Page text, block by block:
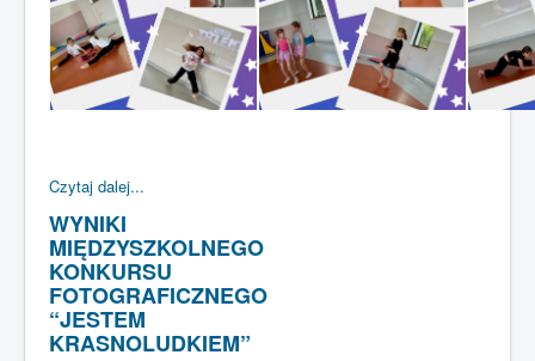
Czytaj dalej...
WYNIKI
MIĘDZYSZKOLNEGO
KONKURSU
FOTOGRAFICZNEGO
“JESTEM
KRASNOLUDKIEM”